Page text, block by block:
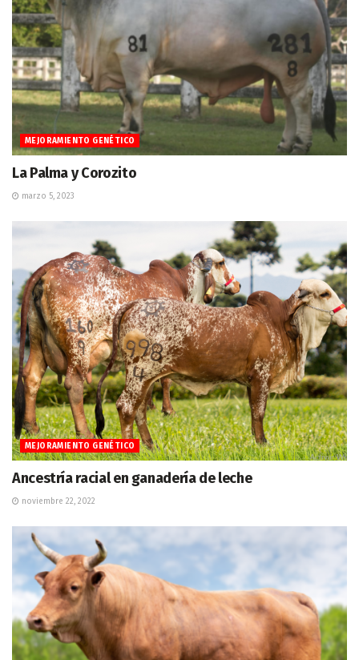
MEJORAMIENTO GENÉTICO
La Palma y Corozito
marzo 5, 2023
MEJORAMIENTO GENÉTICO
Ancestría racial en ganadería de leche
noviembre 22, 2022